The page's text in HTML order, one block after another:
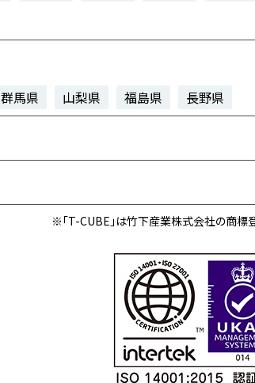
群馬県 山梨県 福島県 長野県
※「T-CUBE」は竹下産業株式会社の商標